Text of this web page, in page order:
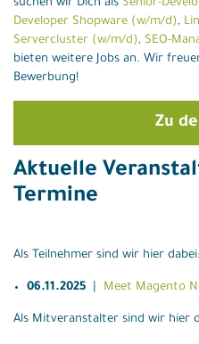
suchen wir Dich als Senior-
Developer Shopware (w/m/d),
Servercluster (w/m/d), SEO-
bieten weitere Jobs an. Wir
Bewerbung!
Zu
Aktuelle
Termine
Als Teilnehmer sind wir hier dabei:
06.11.2025 Meet Magento
Als Mitveranstalter sind wir hier